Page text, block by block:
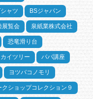
ャツ BSジャパン
展覧会 泉紙業株式会社
恐竜滑り台
イツリー パパ講座
ヨツバコノモリ
クショップコレクション９